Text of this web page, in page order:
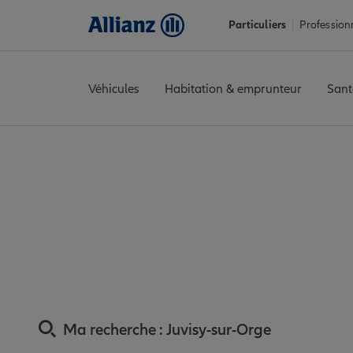
Particuliers
Véhicules Habitation & emprunteur
Ma recherche : Juvisy-sur-Orge